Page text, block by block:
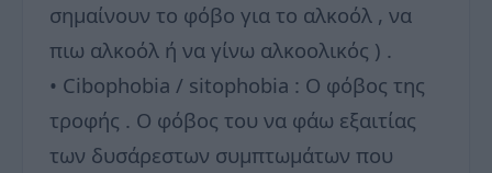
σημαίνουν το φόβο για το αλκοόλ , να
πιω αλκοόλ ή να γίνω αλκοολικός ) .
• Cibophobia / sitophobia : O φόβος της
τροφής . Ο φόβος του να φάω εξαιτίας
των δυσάρεστων συμπτωμάτων που